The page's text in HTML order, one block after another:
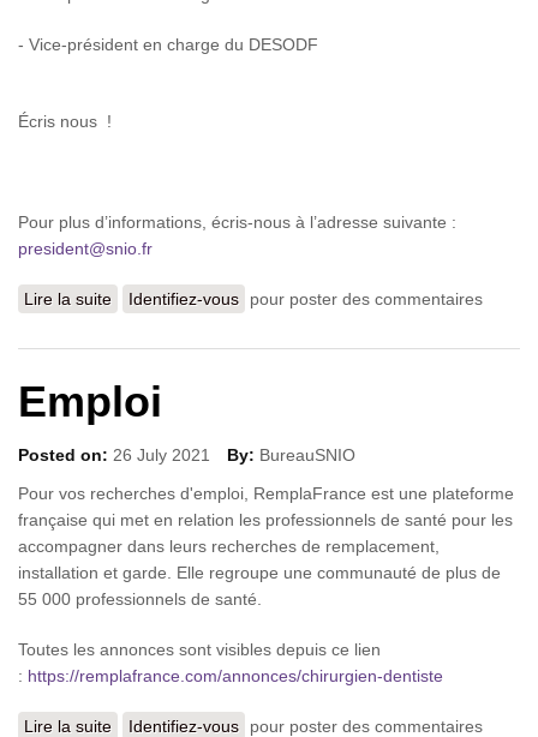
- Vice-président en charge du DESODF
Écris nous !
Pour plus d’informations, écris-nous à l’adresse suivante :
president@snio.fr
Lire la suite de RECRUTEMENT SNIO
Identifiez-vous pour poster des commentaires
Emploi
Posted on: 26 July 2021 By: BureauSNIO
Pour vos recherches d'emploi, RemplaFrance est une plateforme
française qui met en relation les professionnels de santé pour les
accompagner dans leurs recherches de remplacement,
installation et garde. Elle regroupe une communauté de plus de
55 000 professionnels de santé.
Toutes les annonces sont visibles depuis ce lien
: https://remplafrance.com/annonces/chirurgien-dentiste
Lire la suite de Emploi
Identifiez-vous pour poster des commentaires